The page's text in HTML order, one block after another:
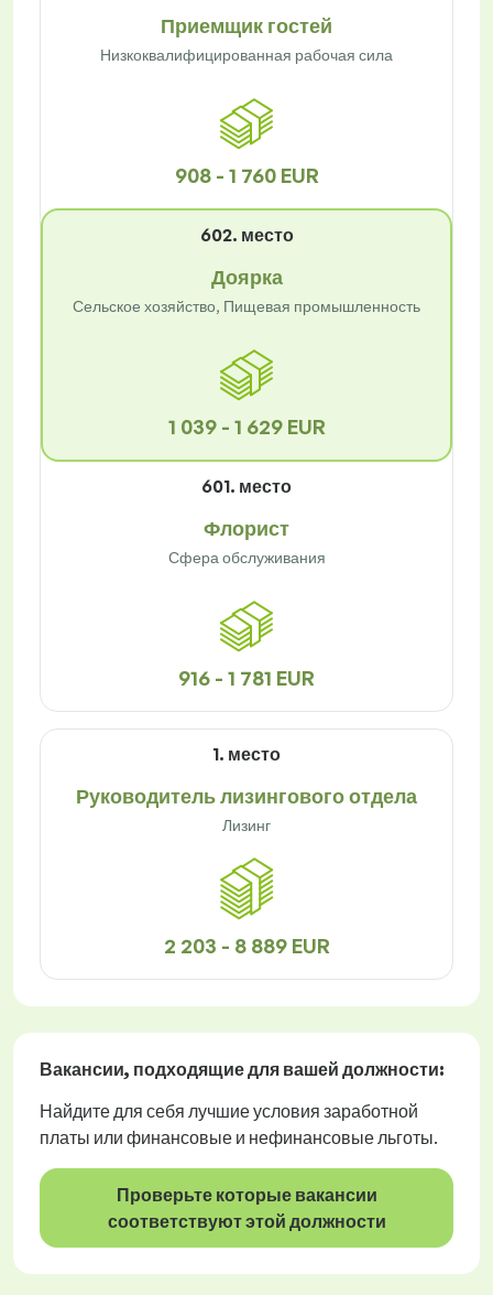
Приемщик гостей
Низкоквалифицированная рабочая сила
908 - 1 760 EUR
602. место
Доярка
Сельское хозяйство, Пищевая промышленность
1 039 - 1 629 EUR
601. место
Флорист
Сфера обслуживания
916 - 1 781 EUR
1. место
Руководитель лизингового отдела
Лизинг
2 203 - 8 889 EUR
Вакансии, подходящие для вашей должности:
Найдите для себя лучшие условия заработной
платы или финансовые и нефинансовые льготы.
Проверьте которые вакансии
соответствуют этой должности